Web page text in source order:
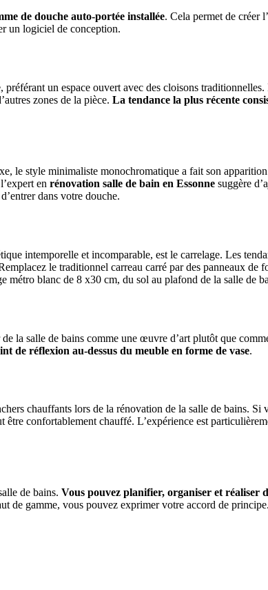
de douche auto-portée installée. Cela permet de créer
un logiciel de conception.
un espace ouvert avec des cloisons
zones de la pièce. La tendance la plus récente
le style minimaliste monochromatique a fait son
en rénovation salle de bain en Essonne suggère
dans votre douche.
intemporelle et incomparable, est le carrelage. Les
le traditionnel carreau carré par des panneaux de
métro blanc de 8 x30 cm, du sol au plafond de la salle de
la salle de bains comme une œuvre d’art plutôt que
de réflexion au-dessus du meuble en forme de vase.
chauffants lors de la rénovation de la salle de bains. Si
confortablement chauffé. L’expérience est
de bains. Vous pouvez planifier, organiser et réaliser
de gamme, vous pouvez exprimer votre accord de